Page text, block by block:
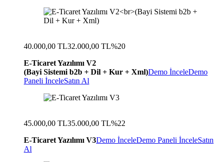
40.000,00 TL32.000,00 TL%20
E-Ticaret Yazılımı V2
(Bayi Sistemi b2b + Dil + Kur + Xml)Demo İnceleDemo
Paneli İnceleSatın Al
45.000,00 TL35.000,00 TL%22
E-Ticaret Yazılımı V3Demo İnceleDemo Paneli İnceleSatın
Al